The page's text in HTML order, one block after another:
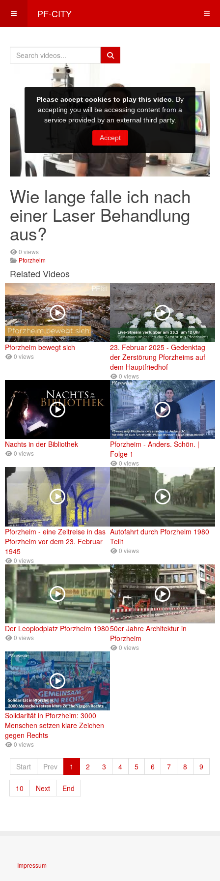
PF-CITY
Wie lange falle ich nach
einer Laser Behandlung
aus?
0 views
Pforzheim
Related Videos
Pforzheim bewegt sich
0 views
23. Februar 2025 - Gedenktag
der Zerstörung Pforzheims auf
dem Hauptfriedhof
0 views
Nachts in der Bibliothek
0 views
Pforzheim - Anders. Schön. |
Folge 1
0 views
Pforzheim - eine Zeitreise in das
Pforzheim vor dem 23. Februar
1945
0 views
Autofahrt durch Pforzheim 1980
Teil1
0 views
Der Leoplodplatz Pforzheim 1980
0 views
50er Jahre Architektur in
Pforzheim
0 views
Solidarität in Pforzheim: 3000
Menschen setzen klare Zeichen
gegen Rechts
0 views
Start Prev 1 2 3 4 5 6 7 8 9
10 Next End
Impressum